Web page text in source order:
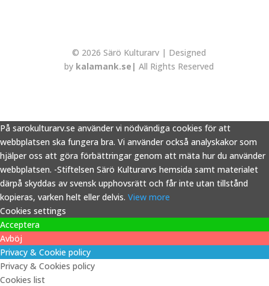
© 2026 Särö Kulturarv | Designed
by kalamank.se| All Rights Reserved
På sarokulturarv.se använder vi nödvändiga cookies för att
webbplatsen ska fungera bra. Vi använder också analyskakor som
hjälper oss att göra förbättringar genom att mäta hur du använder
webbplatsen. -Stiftelsen Särö Kulturarvs hemsida samt materialet
därpå skyddas av svensk upphovsrätt och får inte utan tillstånd
kopieras, varken helt eller delvis. View more
Cookies settings
Acceptera
Avböj
Privacy & Cookie policy
Privacy & Cookies policy
Cookies list